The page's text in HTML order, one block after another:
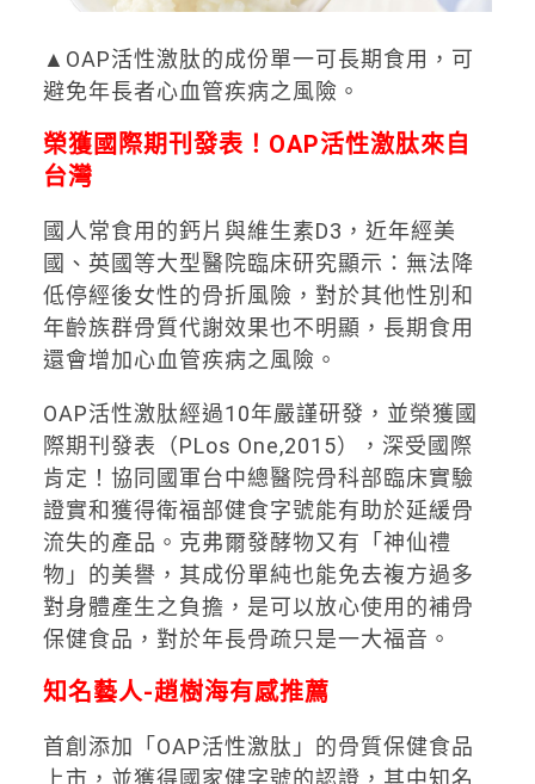
▲OAP活性激肽的成份單一可長期食用，可
避免年長者心血管疾病之風險。
榮獲國際期刊發表！OAP活性激肽來自
台灣
國人常食用的鈣片與維生素D3，近年經美
國、英國等大型醫院臨床研究顯示：無法降
低停經後女性的骨折風險，對於其他性別和
年齡族群骨質代謝效果也不明顯，長期食用
還會增加心血管疾病之風險。
OAP活性激肽經過10年嚴謹研發，並榮獲國
際期刊發表（PLos One,2015），深受國際
肯定！協同國軍台中總醫院骨科部臨床實驗
證實和獲得衛福部健食字號能有助於延緩骨
流失的產品。克弗爾發酵物又有「神仙禮
物」的美譽，其成份單純也能免去複方過多
對身體產生之負擔，是可以放心使用的補骨
保健食品，對於年長骨疏只是一大福音。
知名藝人-趙樹海有感推薦
首創添加「OAP活性激肽」的骨質保健食品
上市，並獲得國家健字號的認證，其中知名